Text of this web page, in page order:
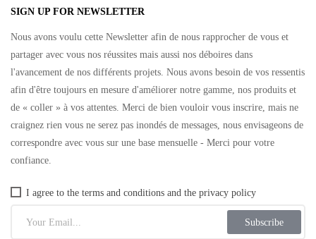
SIGN UP FOR NEWSLETTER
Nous avons voulu cette Newsletter afin de nous rapprocher de vous et
partager avec vous nos réussites mais aussi nos déboires dans
l'avancement de nos différents projets. Nous avons besoin de vos ressentis
afin d'être toujours en mesure d'améliorer notre gamme, nos produits et
de « coller » à vos attentes. Merci de bien vouloir vous inscrire, mais ne
craignez rien vous ne serez pas inondés de messages, nous envisageons de
correspondre avec vous sur une base mensuelle - Merci pour votre
confiance.
I agree to the terms and conditions and the privacy policy
Subscribe